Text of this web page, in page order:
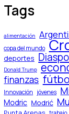
Tags
alimentación
copa del mundo
deportes
Donald Trump
finanzas
Innovación jóvenes
Modric Modrić